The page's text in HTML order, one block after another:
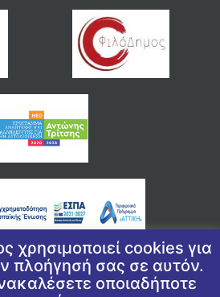
ΔΗΜΟΣ ΕΛΛΗΝΙΚΟΥ ΑΡΓΥΡΟΥΠΟΛΗΣ
χρησιμοποιεί cookies για
πλοήγησή σας σε αυτόν.
οποιαδήποτε